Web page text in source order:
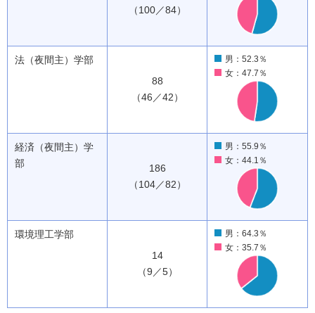
（100／84）
法（夜間主）学部
88
（46／42）
男：52.3％
女：47.7％
経済（夜間主）学
部
186
（104／82）
男：55.9％
女：44.1％
環境理工学部
14
（9／5）
男：64.3％
女：35.7％